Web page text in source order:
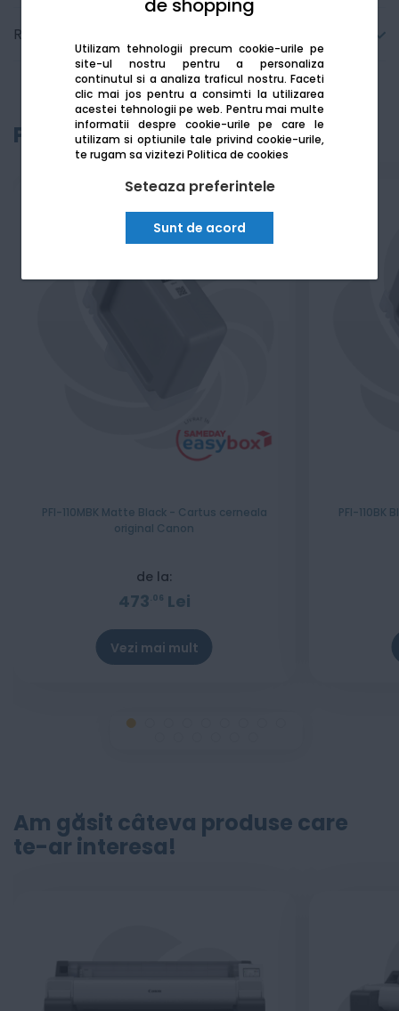
de shopping
Utilizam tehnologii precum cookie-urile pe
site-ul nostru pentru a personaliza
continutul si a analiza traficul nostru. Faceti
clic mai jos pentru a consimti la utilizarea
acestei tehnologii pe web. Pentru mai multe
informatii despre cookie-urile pe care le
utilizam si optiunile tale privind cookie-urile,
te rugam sa viziteziPolitica de cookies
Seteaza preferintele
Sunt de acord
Recenzii
Produse recomandate
PFI-110MBK Matte Black - Cartus cerneala
original Canon
de la:
473 06 Lei
Vezi mai mult
Stoc epuizat
PFI-
Am găsit câteva produse care
te-ar interesa!